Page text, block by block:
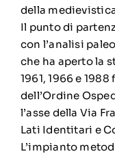
della
Il punto di
con l’analisi
che ha aperto la
1961, 1966 e
dell’Ordine
l’asse della Via
Lati Identitari e
L’impianto